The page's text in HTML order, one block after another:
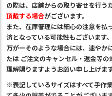
の際は、店舗からの取り寄せを行う
頂戴する場合がございます。
また、在庫管理には細心の注意を払
済となっている可能性もございます。
万が一そのような場合には、速やか
たは ご注文のキャンセル・返金等
理解賜りますようお願い申し上げます
※表記しているサイズはすべて手作